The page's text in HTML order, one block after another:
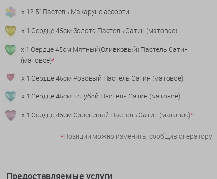
x 12 5" Пастель Макарунс ассорти
x 1 Сердце 45см Золото Пастель Сатин (матовое)
x 1 Сердце 45см Мятный(Оливковый) Пастель Сатин
(матовое)*
x 1 Сердце 45см Розовый Пастель Сатин (матовое)
x 1 Сердце 45см Голубой Пастель Сатин (матовое)
x 1 Сердце 45см Сиреневый Пастель Сатин (матовое)*
*Позиции можно изменить, сообщив оператору
Предоставляемые услуги